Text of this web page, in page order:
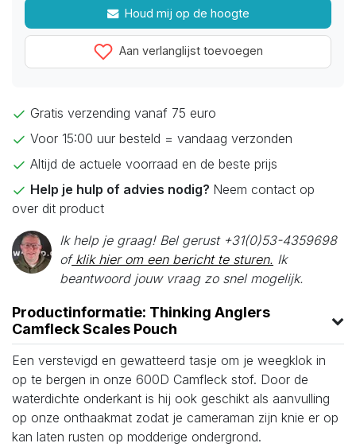
Houd mij op de hoogte
Aan verlanglijst toevoegen
Gratis verzending vanaf 75 euro
Voor 15:00 uur besteld = vandaag verzonden
Altijd de actuele voorraad en de beste prijs
Help je hulp of advies nodig? Neem contact op
over dit product
Ik help je graag! Bel gerust +31(0)53-4359698
ofklik hier om een bericht te sturen. Ik
beantwoord jouw vraag zo snel mogelijk.
Productinformatie: Thinking Anglers
Camfleck Scales Pouch
Een verstevigd en gewatteerd tasje om je weegklok in
op te bergen in onze 600D Camfleck stof. Door de
waterdichte onderkant is hij ook geschikt als aanvulling
op onze onthaakmat zodat je cameraman zijn knie er op
kan laten rusten op modderige ondergrond.